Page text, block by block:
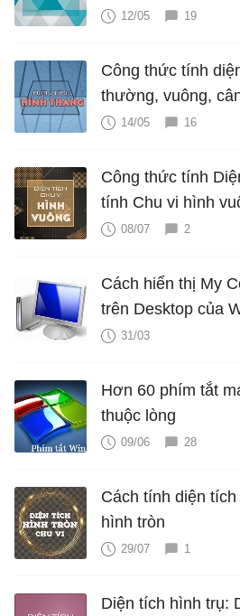
12/05 19
Công thức tính
thường, vuông,
14/05 16
Công thức tính
tính Chu vi hình
08/07 2
Cách hiển thị My
trên Desktop của
31/03
Hơn 60 phím tắt
thuộc lòng
09/06 28
Cách tính diện
hình tròn
29/07 1
Diện tích hình trụ: